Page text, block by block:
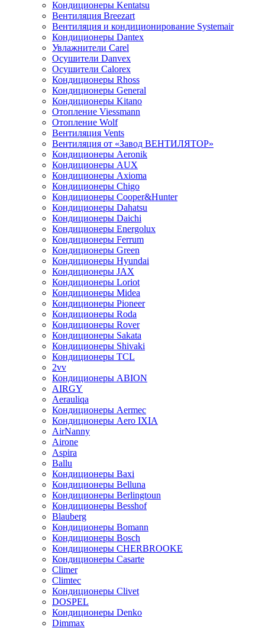
Кондиционеры Kentatsu
Вентиляция Breezart
Вентиляция и кондиционирование Systemair
Кондиционеры Dantex
Увлажнители Carel
Осушители Danvex
Осушители Calorex
Кондиционеры Rhoss
Кондиционеры General
Кондиционеры Kitano
Отопление Viessmann
Отопление Wolf
Вентиляция Vents
Вентиляция от «Завод ВЕНТИЛЯТОР»
Кондиционеры Aeronik
Кондиционеры AUX
Кондиционеры Axioma
Кондиционеры Chigo
Кондиционеры Cooper&Hunter
Кондиционеры Dahatsu
Кондиционеры Daichi
Кондиционеры Energolux
Кондиционеры Ferrum
Кондиционеры Green
Кондиционеры Hyundai
Кондиционеры JAX
Кондиционеры Loriot
Кондиционеры Midea
Кондиционеры Pioneer
Кондиционеры Roda
Кондиционеры Rover
Кондиционеры Sakata
Кондиционеры Shivaki
Кондиционеры TCL
2vv
Кондиционеры ABION
AIRGY
Aerauliqa
Кондиционеры Aermec
Кондиционеры Aero IXIA
AirNanny
Airone
Aspira
Ballu
Кондиционеры Baxi
Кондиционеры Belluna
Кондиционеры Berlingtoun
Кондиционеры Besshof
Blauberg
Кондиционеры Bomann
Кондиционеры Bosch
Кондиционеры CHERBROOKE
Кондиционеры Casarte
Climer
Climtec
Кондиционеры Clivet
DOSPEL
Кондиционеры Denko
Dimmax